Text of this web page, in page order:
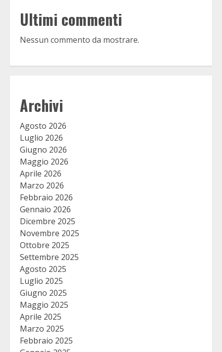
Ultimi commenti
Nessun commento da mostrare.
Archivi
Agosto 2026
Luglio 2026
Giugno 2026
Maggio 2026
Aprile 2026
Marzo 2026
Febbraio 2026
Gennaio 2026
Dicembre 2025
Novembre 2025
Ottobre 2025
Settembre 2025
Agosto 2025
Luglio 2025
Giugno 2025
Maggio 2025
Aprile 2025
Marzo 2025
Febbraio 2025